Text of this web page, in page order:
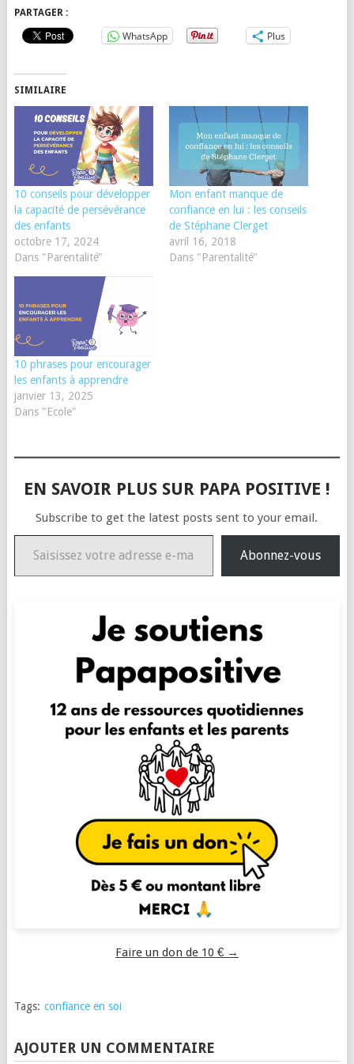
PARTAGER :
WhatsApp Plus
SIMILAIRE
10 conseils pour développer
la capacité de persévérance
des enfants
octobre 17, 2024
Dans "Parentalité"
Mon enfant manque de
confiance en lui : les conseils
de Stéphane Clerget
avril 16, 2018
Dans "Parentalité"
10 phrases pour encourager
les enfants à apprendre
janvier 13, 2025
Dans "Ecole"
EN SAVOIR PLUS SUR PAPA POSITIVE !
Subscribe to get the latest posts sent to your email.
Saisissez votre adresse e-mail…
Abonnez-vous
Faire un don de 10 € →
Tags: confiance en soi
AJOUTER UN COMMENTAIRE